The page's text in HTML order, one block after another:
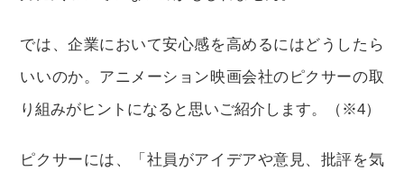
では、企業において安心感を高めるにはどうしたら
いいのか。アニメーション映画会社のピクサーの取
り組みがヒントになると思いご紹介します。（※4）
ピクサーには、「社員がアイデアや意見、批評を気